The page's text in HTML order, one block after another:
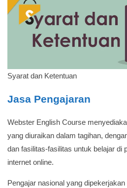
Syarat dan Ketentuan
Jasa Pengajaran
Webster English Course
yang diuraikan dalam tagihan,
dan fasilitas-fasilitas untuk belajar di
internet online.
Pengajar nasional yang